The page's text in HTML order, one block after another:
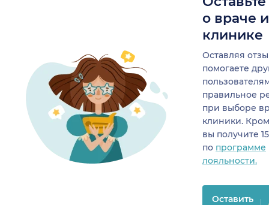
о враче
клинике
Оставляя
помогаете
правильное
при выборе
клиники.
вы получите
по программе
лояльности.
Оставить